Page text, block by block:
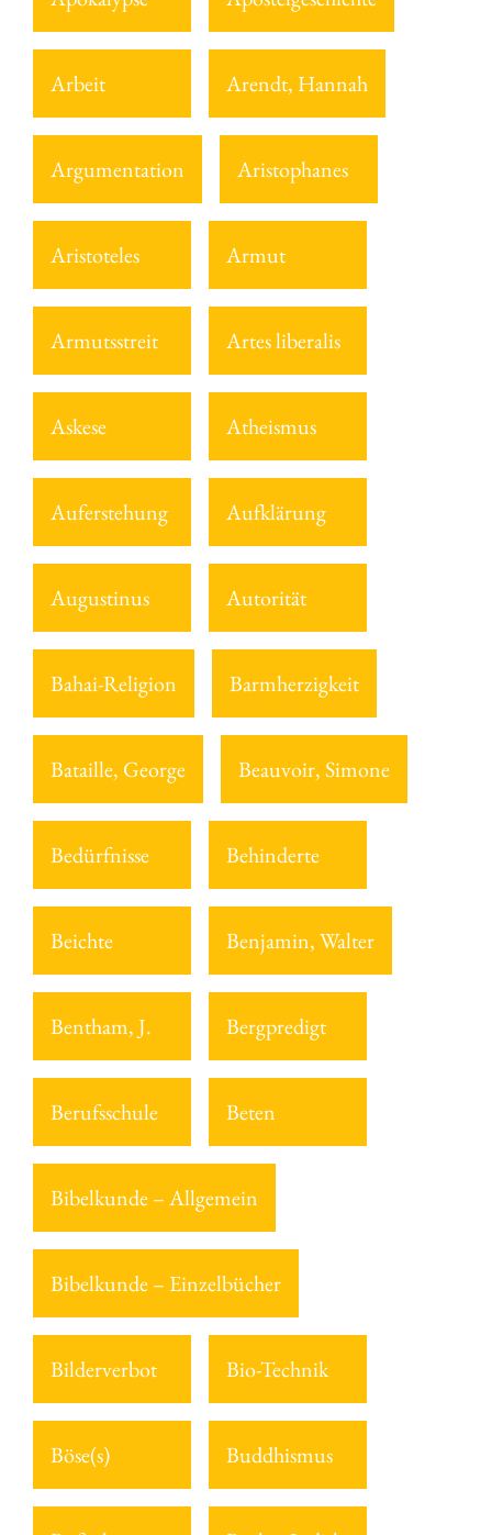
Arbeit Arendt, Hannah
Argumentation Aristophanes
Aristoteles Armut
Armutsstreit Artes liberalis
Askese Atheismus
Auferstehung Aufklärung
Augustinus Autorität
Bahai-Religion Barmherzigkeit
Bataille, George Beauvoir, Simone
Bedürfnisse Behinderte
Beichte Benjamin, Walter
Bentham, J. Bergpredigt
Berufsschule Beten
Bibelkunde – Allgemein
Bibelkunde – Einzelbücher
Bilderverbot Bio-Technik
Böse(s) Buddhismus